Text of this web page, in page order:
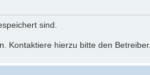
sind.
Kontaktiere hierzu bitte den Betreiber.